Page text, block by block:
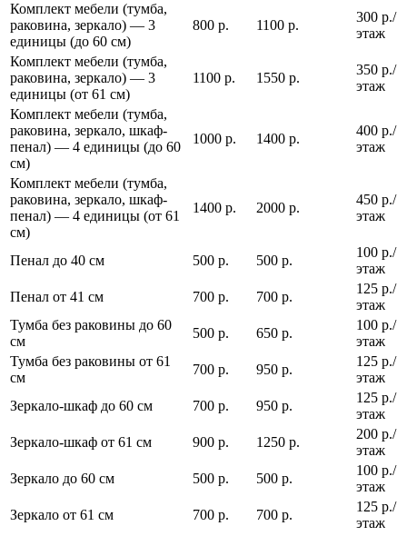
Комплект мебели (тумба,
раковина, зеркало) — 3
единицы (до 60 см)
800 р. 1100 р.
300 р./
этаж
Комплект мебели (тумба,
раковина, зеркало) — 3
единицы (от 61 см)
1100 р. 1550 р.
350 р./
этаж
Комплект мебели (тумба,
раковина, зеркало, шкаф-
пенал) — 4 единицы (до 60
см)
1000 р. 1400 р.
400 р./
этаж
Комплект мебели (тумба,
раковина, зеркало, шкаф-
пенал) — 4 единицы (от 61
см)
1400 р. 2000 р.
450 р./
этаж
Пенал до 40 см 500 р. 500 р.
100 р./
этаж
Пенал от 41 см
700 р. 700 р.
125 р./
этаж
Тумба без раковины до 60
см
500 р. 650 р.
100 р./
этаж
Тумба без раковины от 61
см
700 р. 950 р.
125 р./
этаж
Зеркало-шкаф до 60 см
700 р. 950 р.
125 р./
этаж
Зеркало-шкаф от 61 см
900 р. 1250 р.
200 р./
этаж
Зеркало до 60 см
500 р. 500 р.
100 р./
этаж
Зеркало от 61 см
700 р. 700 р.
125 р./
этаж